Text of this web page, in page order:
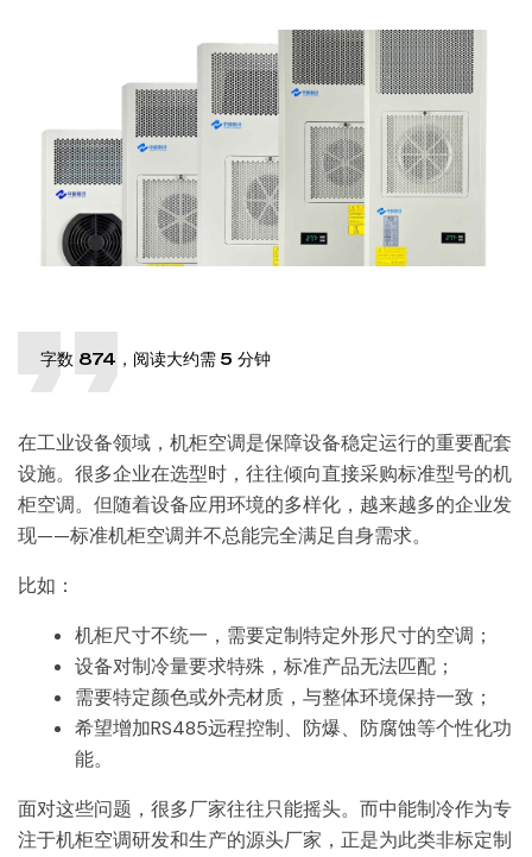
字数 874，阅读大约需 5 分钟
在工业设备领域，机柜空调是保障设备稳定运行的重要配套
设施。很多企业在选型时，往往倾向直接采购标准型号的机
柜空调。但随着设备应用环境的多样化，越来越多的企业发
现——标准机柜空调并不总能完全满足自身需求。
比如：
机柜尺寸不统一，需要定制特定外形尺寸的空调；
设备对制冷量要求特殊，标准产品无法匹配；
需要特定颜色或外壳材质，与整体环境保持一致；
希望增加RS485远程控制、防爆、防腐蚀等个性化功
能。
面对这些问题，很多厂家往往只能摇头。而中能制冷作为专
注于机柜空调研发和生产的源头厂家，正是为此类非标定制